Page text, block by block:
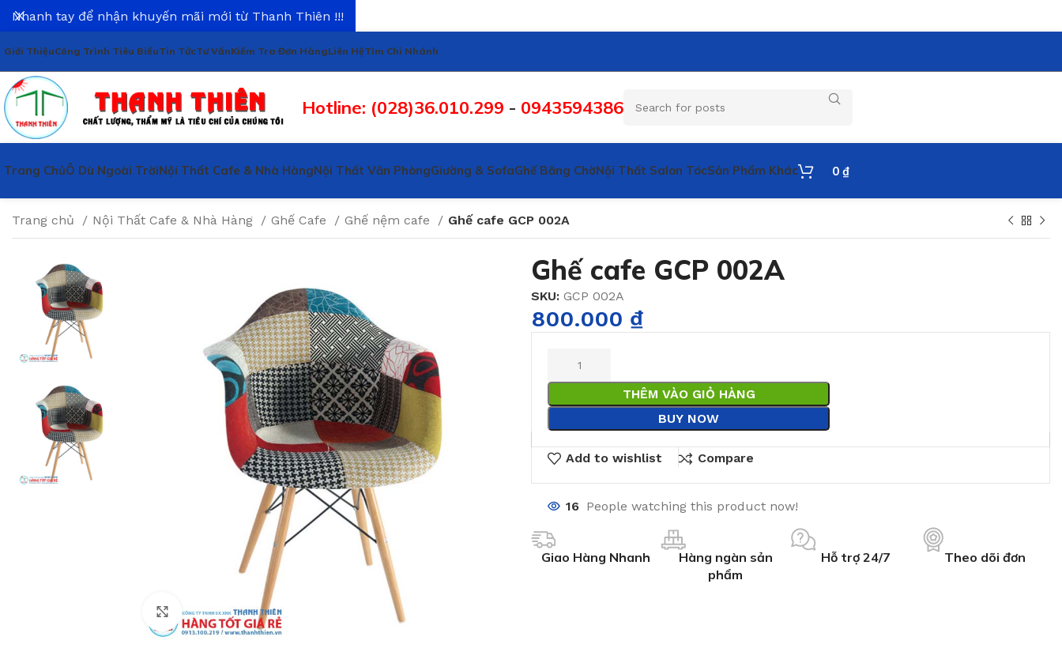
Giới ThiệuCông Trình Tiêu BiểuTin TứcTư VấnKiểm Tra Đơn HàngLiên HệTìm Chi Nhánh
Hotline: (028)36.010.299 - 0943594386
Trang ChủÔ Dù Ngoài TrờiNội Thất Cafe & Nhà HàngNội Thất Văn PhòngGiường & SofaGhế Băng ChờNội Thất Salon TócSản Phẩm Khác 0 ₫
Trang chủ Nội Thất Cafe & Nhà Hàng Ghế Cafe Ghế nệm cafe Ghế cafe GCP 002A
Click to enlarge
Ghế cafe GCP 002A
SKU: GCP 002A
800.000 ₫
THÊM VÀO GIỎ HÀNG
BUY NOW
Add to wishlist Compare
16 People watching this product now!
Giao Hàng Nhanh
Hàng ngàn sản
phẩm
Hỗ trợ 24/7 Theo dõi đơn
Nhanh tay để nhận khuyến mãi mới từ Thanh Thiên !!!